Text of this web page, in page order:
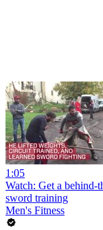
1:05
Watch: Get a behind-
sword training
Men's Fitness